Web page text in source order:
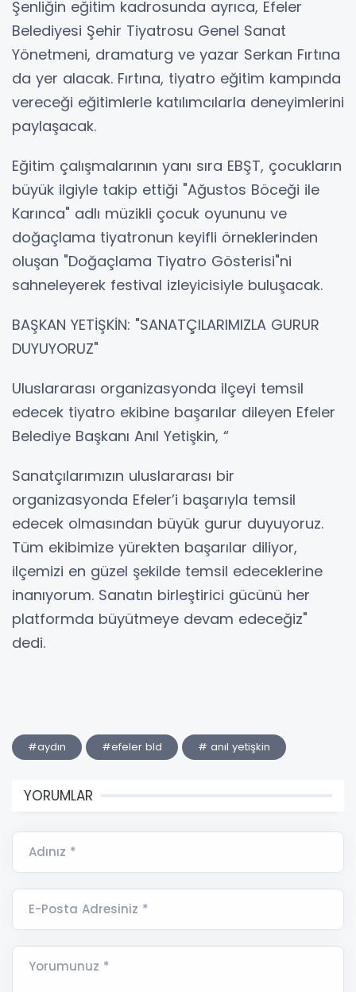
Şenliğin eğitim kadrosunda ayrıca, Efeler
Belediyesi Şehir Tiyatrosu Genel Sanat
Yönetmeni, dramaturg ve yazar Serkan Fırtına
da yer alacak. Fırtına, tiyatro eğitim kampında
vereceği eğitimlerle katılımcılarla deneyimlerini
paylaşacak.
Eğitim çalışmalarının yanı sıra EBŞT, çocukların
büyük ilgiyle takip ettiği "Ağustos Böceği ile
Karınca" adlı müzikli çocuk oyununu ve
doğaçlama tiyatronun keyifli örneklerinden
oluşan "Doğaçlama Tiyatro Gösterisi"ni
sahneleyerek festival izleyicisiyle buluşacak.
BAŞKAN YETİŞKİN: "SANATÇILARIMIZLA GURUR
DUYUYORUZ"
Uluslararası organizasyonda ilçeyi temsil
edecek tiyatro ekibine başarılar dileyen Efeler
Belediye Başkanı Anıl Yetişkin, “
Sanatçılarımızın uluslararası bir
organizasyonda Efeler’i başarıyla temsil
edecek olmasından büyük gurur duyuyoruz.
Tüm ekibimize yürekten başarılar diliyor,
ilçemizi en güzel şekilde temsil edeceklerine
inanıyorum. Sanatın birleştirici gücünü her
platformda büyütmeye devam edeceğiz"
dedi.
#aydın #efeler bld # anıl yetişkin
YORUMLAR
Adınız *
E-Posta Adresiniz *
Yorumunuz *